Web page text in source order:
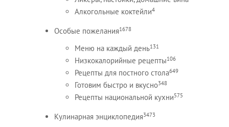
Алкогольные коктейли4
Особые пожелания1678
Меню на каждый день131
Низкокалорийные рецепты106
Рецепты для постного стола649
Готовим быстро и вкусно348
Рецепты национальной кухни575
Кулинарная энциклопедия3473